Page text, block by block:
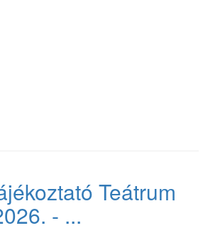
Teátrum
- ...